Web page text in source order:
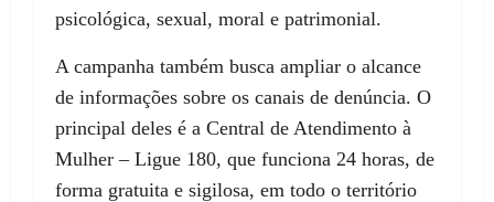
psicológica, sexual, moral e patrimonial.
A campanha também busca ampliar o alcance
de informações sobre os canais de denúncia. O
principal deles é a Central de Atendimento à
Mulher – Ligue 180, que funciona 24 horas, de
forma gratuita e sigilosa, em todo o território